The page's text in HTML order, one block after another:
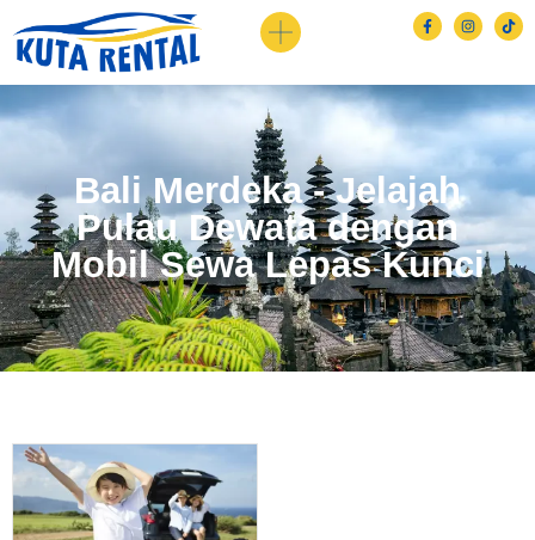
Bali Merdeka - Jelajah
Pulau Dewata dengan
Mobil Sewa Lepas Kunci